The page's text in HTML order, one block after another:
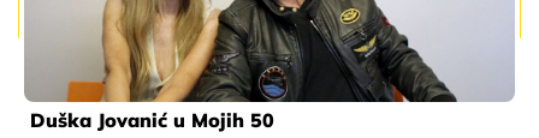
Duška Jovanić u Mojih 50